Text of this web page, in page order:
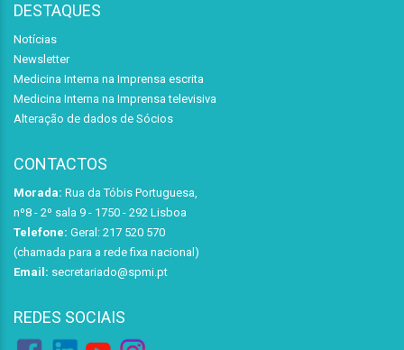
DESTAQUES
Notícias
Newsletter
Medicina Interna na Imprensa escrita
Medicina Interna na Imprensa televisiva
Alteração de dados de Sócios
CONTACTOS
Morada: Rua da Tóbis Portuguesa,
nº8 - 2º sala 9 - 1750 - 292 Lisboa
Telefone: Geral: 217 520 570
(chamada para a rede fixa nacional)
Email: secretariado@spmi.pt
REDES SOCIAIS